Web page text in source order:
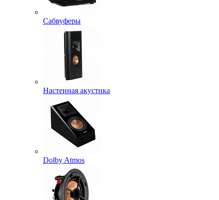
Сабвуферы
Настенная акустика
Dolby Atmos